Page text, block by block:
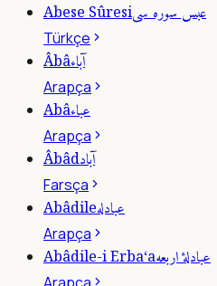
Abese Sûresiعبس سوره سى
Türkçe
Âbâآباء
Arapça
Abâعباء
Arapça
Âbâdآباد
Farsça
Abâdileعبادله
Arapça
Abâdile-i Erba‘aعبادلۀ اربعه